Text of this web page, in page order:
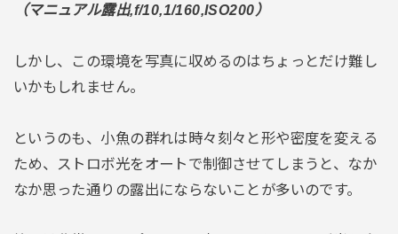
（マニュアル露出,f/10,1/160,ISO200）
しかし、この環境を写真に収めるのはちょっとだけ難し
いかもしれません。
というのも、小魚の群れは時々刻々と形や密度を変える
ため、ストロボ光をオートで制御させてしまうと、なか
なか思った通りの露出にならないことが多いのです。